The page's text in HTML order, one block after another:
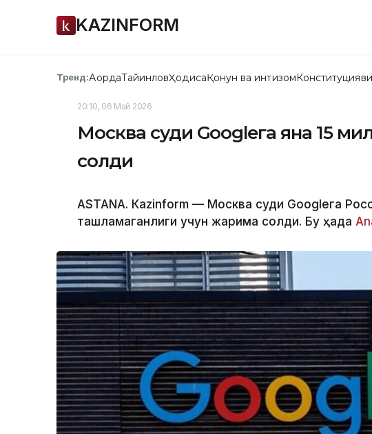
KAZINFORM
Тренд:АқордаТайинловҲодисаҚонун ва интизом
20:10, 06 Май 2026
Москва суди Googleга яна 15
солди
ASTANА. Кazinform — Москва суди Googleга
ташламаганлиги учун жарима солди. Бу ҳақда